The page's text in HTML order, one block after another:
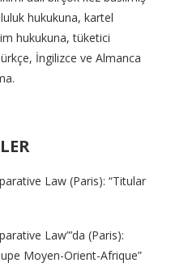
hukukuna, kartel
hukukuna, tüketici
İngilizce ve Almanca
Law (Paris): “Titular
Law”’da (Paris):
Moyen-Orient-Afrique”